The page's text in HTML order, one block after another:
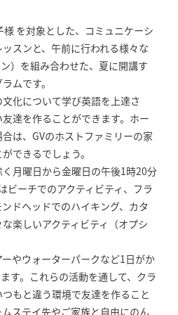
を対象とした、コミュニケーシ
スンと、午前に行われる様々な
）を組み合わせた、夏に開講す
ムです。
化について学び英語を上達さ
達を作ることができます。ホー
は、GVのホストファミリーの家
できるでしょう。
月曜日から金曜日の午後1時20分
ビーチでのアクティビティ、フラ
ドヘッドでのハイキング、カタ
楽しいアクティビティ（オプシ
やウォーターパークなど1日がか
す。これらの活動を通して、クラ
もと違う環境で友達を作ること
ステイ先やご家族と自由にのん